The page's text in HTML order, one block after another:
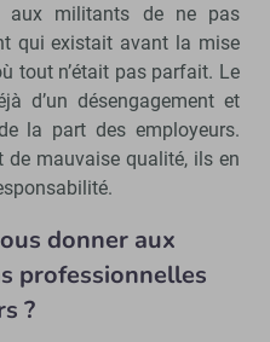
aux militants de ne pas
qui existait avant la mise
tout n’était pas parfait. Le
d’un désengagement et
la part des employeurs.
mauvaise qualité, ils en
donner aux
professionnelles
?